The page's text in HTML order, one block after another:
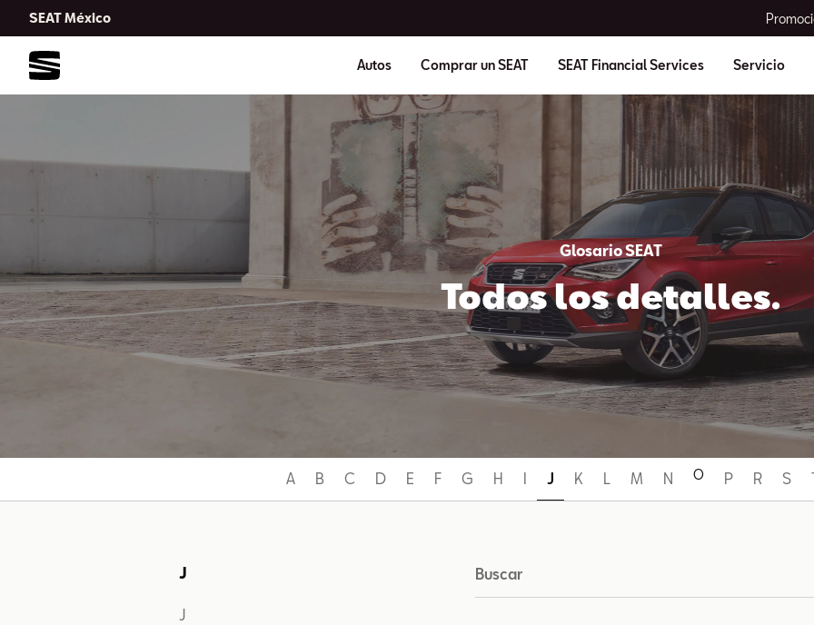
SEAT México
Autos Comprar un SEAT SEAT Financial Services Servicio
Glosario SEAT
Todos los detalles.
A B C D E F G H I J K L M N O P R S
J
J
Buscar